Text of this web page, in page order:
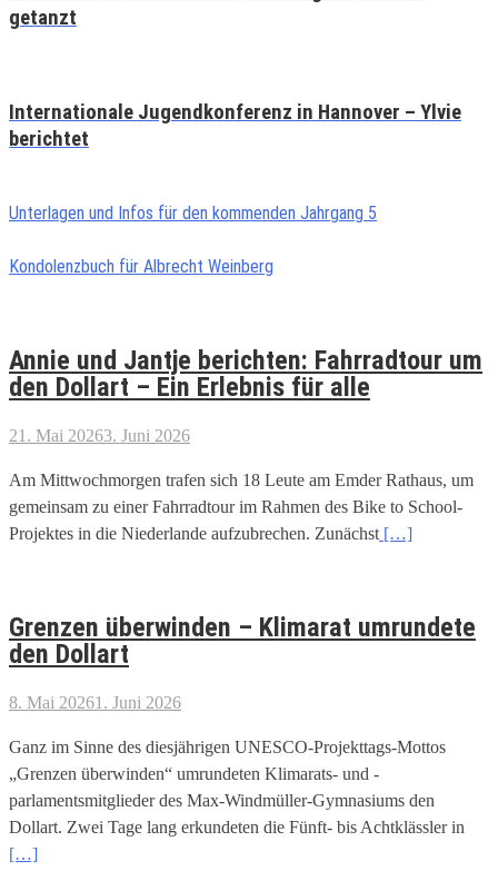
getanzt
Internationale Jugendkonferenz in Hannover – Ylvie
berichtet
Unterlagen und Infos für den kommenden Jahrgang 5
Kondolenzbuch für Albrecht Weinberg
Annie und Jantje berichten: Fahrradtour um
den Dollart – Ein Erlebnis für alle
21. Mai 20263. Juni 2026
Am Mittwochmorgen trafen sich 18 Leute am Emder Rathaus, um
gemeinsam zu einer Fahrradtour im Rahmen des Bike to School-
Projektes in die Niederlande aufzubrechen. Zunächst […]
Grenzen überwinden – Klimarat umrundete
den Dollart
8. Mai 20261. Juni 2026
Ganz im Sinne des diesjährigen UNESCO-Projekttags-Mottos
„Grenzen überwinden“ umrundeten Klimarats- und -
parlamentsmitglieder des Max-Windmüller-Gymnasiums den
Dollart. Zwei Tage lang erkundeten die Fünft- bis Achtklässler in
[…]